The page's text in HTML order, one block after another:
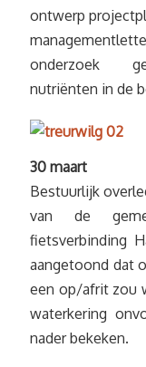
ontwerp
onderzoek
nutriënten in de
30 maart
Bestuurlijk
van de
fietsverbinding
aangetoond dat
een op/afrit zou
waterkering
nader bekeken.